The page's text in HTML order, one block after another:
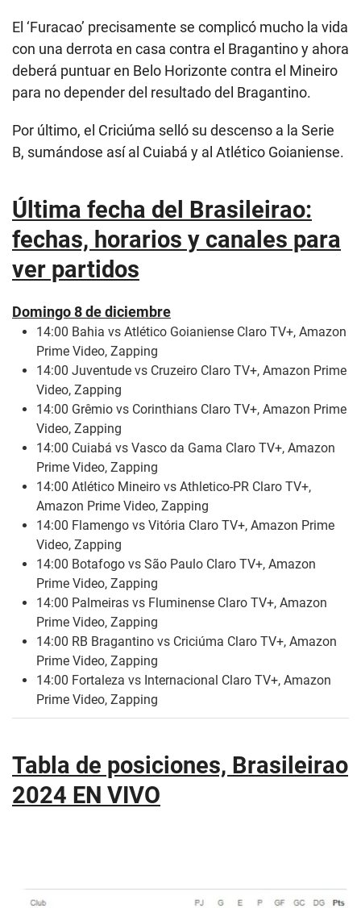
El ‘Furacao’ precisamente se complicó mucho la vida
con una derrota en casa contra el Bragantino y ahora
deberá puntuar en Belo Horizonte contra el Mineiro
para no depender del resultado del Bragantino.
Por último, el Criciúma selló su descenso a la Serie
B, sumándose así al Cuiabá y al Atlético Goianiense.
Última fecha del Brasileirao:
fechas, horarios y canales para
ver partidos
Domingo 8 de diciembre
14:00 Bahia vs Atlético Goianiense Claro TV+, Amazon
Prime Video, Zapping
14:00 Juventude vs Cruzeiro Claro TV+, Amazon Prime
Video, Zapping
14:00 Grêmio vs Corinthians Claro TV+, Amazon Prime
Video, Zapping
14:00 Cuiabá vs Vasco da Gama Claro TV+, Amazon
Prime Video, Zapping
14:00 Atlético Mineiro vs Athletico-PR Claro TV+,
Amazon Prime Video, Zapping
14:00 Flamengo vs Vitória Claro TV+, Amazon Prime
Video, Zapping
14:00 Botafogo vs São Paulo Claro TV+, Amazon
Prime Video, Zapping
14:00 Palmeiras vs Fluminense Claro TV+, Amazon
Prime Video, Zapping
14:00 RB Bragantino vs Criciúma Claro TV+, Amazon
Prime Video, Zapping
14:00 Fortaleza vs Internacional Claro TV+, Amazon
Prime Video, Zapping
Tabla de posiciones, Brasileirao
2024 EN VIVO